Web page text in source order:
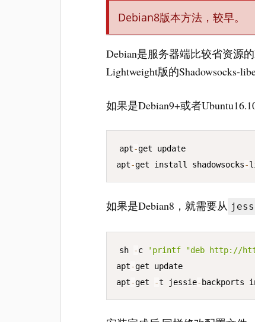
Debian8版本方法，较早。
Debian是服务器端比较省资源
Lightweight版的Shadowsocks-
如果是Debian9+或者
apt-get update
apt-get install shadowsocks-
如果是Debian8，就需要从
sh -c
'printf "deb http://
apt-get update
apt-get -t jessie- backports